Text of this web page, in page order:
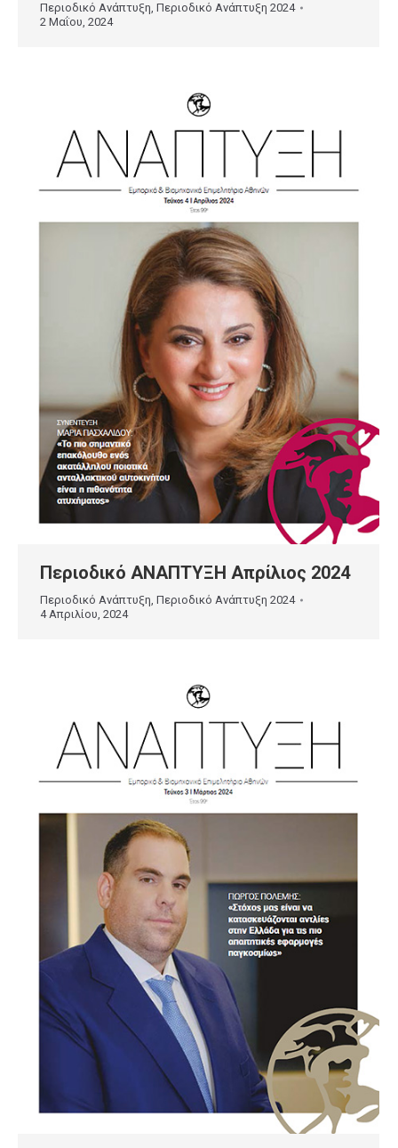
Περιοδικό Ανάπτυξη, Περιοδικό Ανάπτυξη 2024
2 Μαΐου, 2024
Περιοδικό ΑΝΑΠΤΥΞΗ Απρίλιος 2024
Περιοδικό Ανάπτυξη, Περιοδικό Ανάπτυξη 2024
4 Απριλίου, 2024